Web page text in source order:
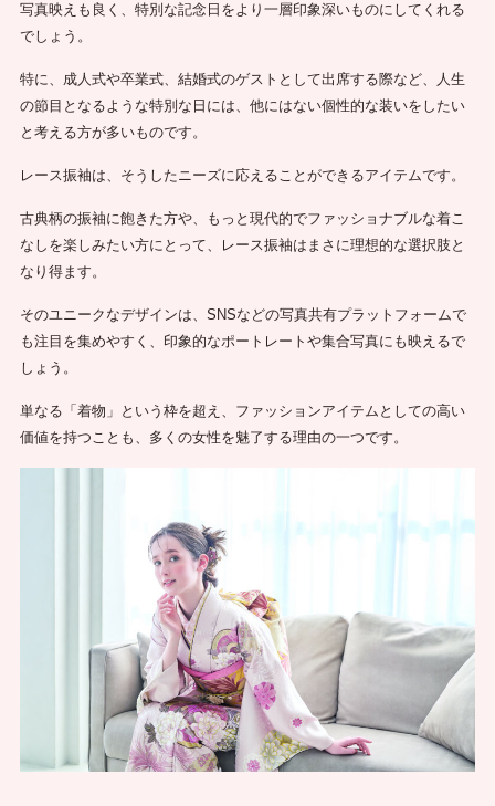
写真映えも良く、特別な記念日をより一層印象深いものにしてくれる
でしょう。
特に、成人式や卒業式、結婚式のゲストとして出席する際など、人生
の節目となるような特別な日には、他にはない個性的な装いをしたい
と考える方が多いものです。
レース振袖は、そうしたニーズに応えることができるアイテムです。
古典柄の振袖に飽きた方や、もっと現代的でファッショナブルな着こ
なしを楽しみたい方にとって、レース振袖はまさに理想的な選択肢と
なり得ます。
そのユニークなデザインは、SNSなどの写真共有プラットフォームで
も注目を集めやすく、印象的なポートレートや集合写真にも映えるで
しょう。
単なる「着物」という枠を超え、ファッションアイテムとしての高い
価値を持つことも、多くの女性を魅了する理由の一つです。